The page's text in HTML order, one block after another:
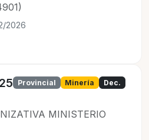
2026
Provincial Minería
Dec.
MINISTERIO